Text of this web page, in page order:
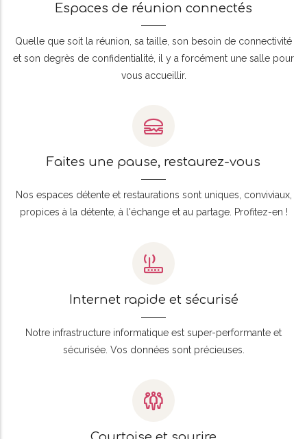
Espaces de réunion connectés
Quelle que soit la réunion, sa taille, son besoin de connectivité
et son degrès de confidentialité, il y a forcément une salle pour
vous accueillir.
Faites une pause, restaurez-vous
Nos espaces détente et restaurations sont uniques, conviviaux,
propices à la détente, à l'échange et au partage. Profitez-en !
Internet rapide et sécurisé
Notre infrastructure informatique est super-performante et
sécurisée. Vos données sont précieuses.